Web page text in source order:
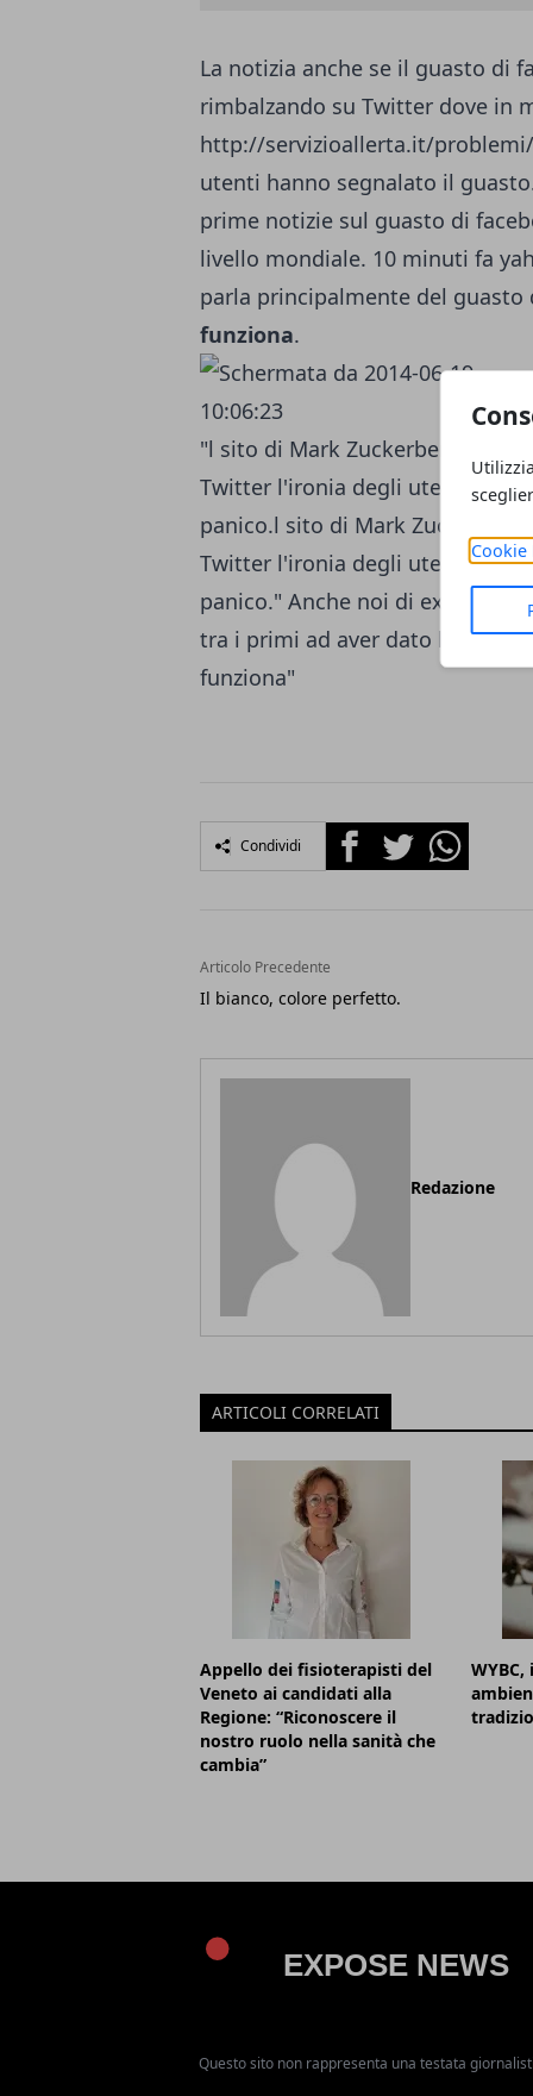
Cookie
La notizia anche se il guasto di
rimbalzando su Twitter dove in
http://servizioallerta.it/
utenti hanno segnalato il
prime notizie sul guasto di
livello mondiale. 10 minuti fa
parla principalmente del guasto
funziona.
"l sito di Mark Zuckerberg
Twitter l'ironia degli utenti:
panico.l sito di Mark
Twitter l'ironia degli utenti:
panico." Anche noi di expose
tra i primi ad aver dato l'allame
funziona"
Condividi FacebookTwitterWhatsapp
Articolo Precedente
Il bianco, colore perfetto.
Redazione
ARTICOLI CORRELATI
Appello dei fisioterapisti del
Veneto ai candidati alla
Regione: “Riconoscere il
nostro ruolo nella sanità che
cambia”
Questo sito non rappresenta una testata